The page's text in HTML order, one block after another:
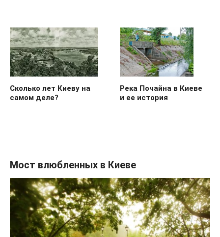
Сколько лет Киеву на
самом деле?
Река Почайна в Киеве
и ее история
Мост влюбленных в Киеве